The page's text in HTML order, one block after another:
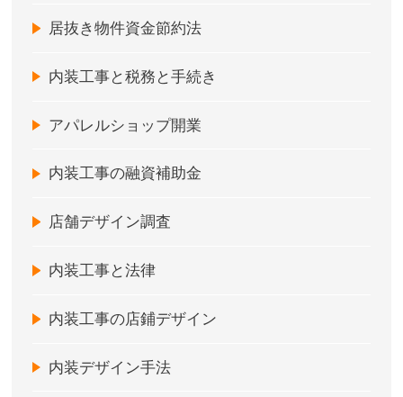
居抜き物件資金節約法
内装工事と税務と手続き
アパレルショップ開業
内装工事の融資補助金
店舗デザイン調査
内装工事と法律
内装工事の店鋪デザイン
内装デザイン手法